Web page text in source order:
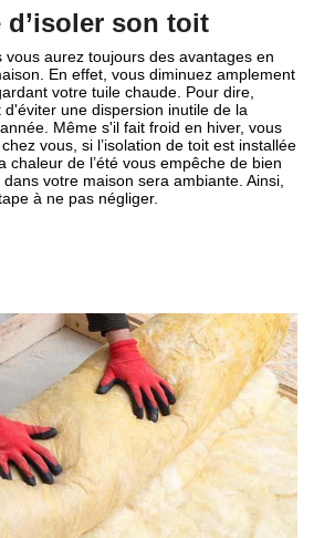
d’isoler son toit
vous aurez toujours des avantages en
En effet, vous diminuez amplement
votre tuile chaude. Pour dire,
une dispersion inutile de la
Même s'il fait froid en hiver, vous
vous, si l’isolation de toit est installée
chaleur de l’été vous empêche de bien
votre maison sera ambiante. Ainsi,
à ne pas négliger.